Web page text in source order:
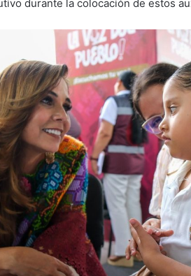
durante la colocación de estos